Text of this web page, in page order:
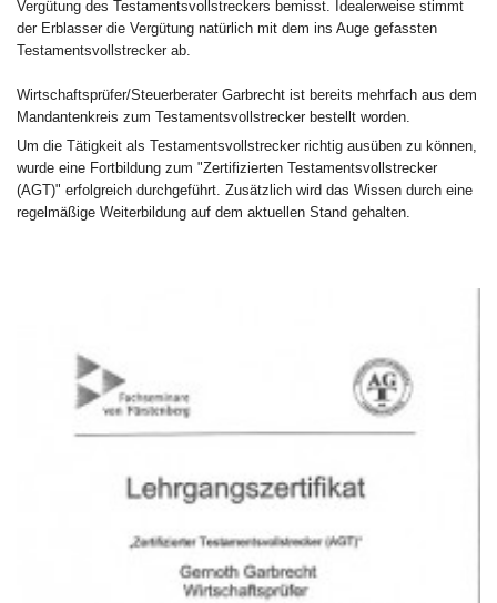
Vergütung des Testamentsvollstreckers bemisst. Idealerweise stimmt
der Erblasser die Vergütung natürlich mit dem ins Auge gefassten
Testamentsvollstrecker ab.
Wirtschaftsprüfer/Steuerberater Garbrecht ist bereits mehrfach aus dem
Mandantenkreis zum Testamentsvollstrecker bestellt worden.
Um die Tätigkeit als Testamentsvollstrecker richtig ausüben zu können,
wurde eine Fortbildung zum "Zertifizierten Testamentsvollstrecker
(AGT)" erfolgreich durchgeführt. Zusätzlich wird das Wissen durch eine
regelmäßige Weiterbildung auf dem aktuellen Stand gehalten.